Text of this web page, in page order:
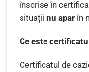
înscrise în
situațiinu aparîn
Ce este
Certificatul de